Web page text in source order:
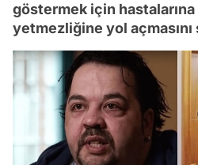
göstermek için
yetmezliğine yol açmasını